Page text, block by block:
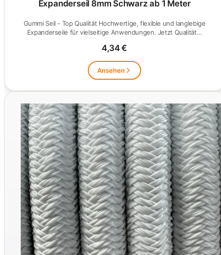
Expanderseil 8mm Schwarz ab 1 Meter
Gummi Seil - Top Qualität Hochwertige, flexible und langlebige
Expanderseile für vielseitige Anwendungen. Jetzt Qualität…
4,34 €
Ansehen